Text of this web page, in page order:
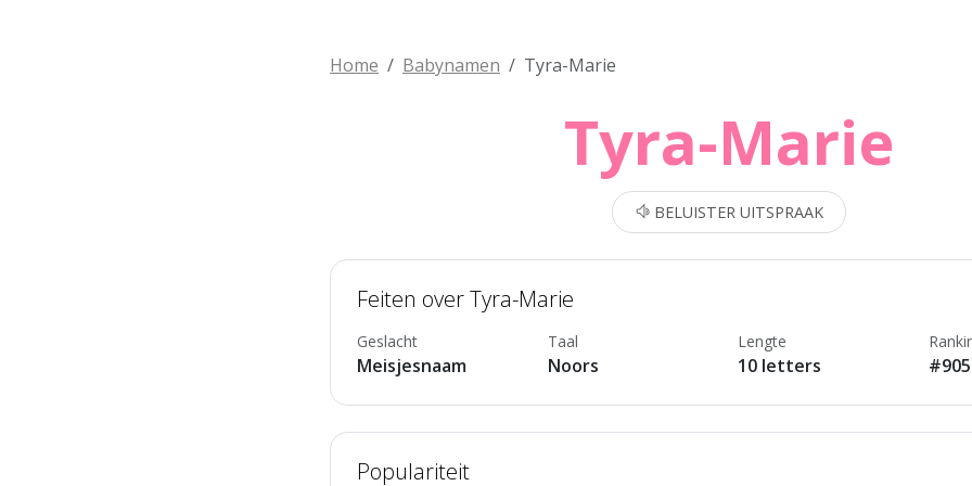
Home Babynamen Tyra-Marie
Tyra-Marie
BELUISTER UITSPRAAK
Feiten over Tyra-Marie
Geslacht
Meisjesnaam
Taal
Noors
Lengte
10 letters
Populariteit